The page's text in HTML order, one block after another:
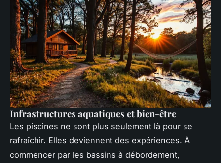
Infrastructures aquatiques et bien-être
Les piscines ne sont plus seulement là pour se
rafraîchir. Elles deviennent des expériences. À
commencer par les bassins à débordement,